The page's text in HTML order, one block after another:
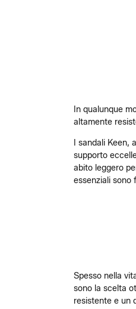
In qualunque
altamente
I sandali
supporto
abito leggero
essenziali sono
Spesso nella
sono la scelta
resistente e un